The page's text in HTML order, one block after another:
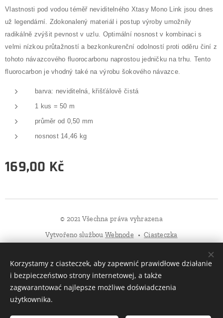
Vlastnosti pod vodou téměř neviditelného Xtasy Mono Link jsou dnes
už legendární. Zdokonalený materiál i postup výroby umožnily
radikálně zvýšit pevnost v uzlu. Optimální nosnost v kombinaci s
velmi nízkou průtažností a bezkonkurenční odolností proti oděru činí z
tohoto návazcového fluorocarbonu naprostou jedničku na trhu. Tento
fluorocarbon je vhodný také na výrobu šokového návazce.
barva: neviditelná, křišťálově čistá
1 kus = 50 m
průměr od 0,50 mm
nosnost 14,46 kg
169,00 Kč
© 2021 Všechna práva vyhrazena
Vytvořeno službou Webnode Ciasteczka
Čeština
Slovenčina Deutsch
Magyar
Korzystamy z ciasteczek, aby zapewnić prawidłowe działanie
i bezpieczeństwo strony internetowej, a także
zagwarantować najlepsze możliwe doświadczenia
użytkownika.